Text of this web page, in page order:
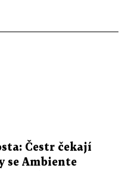
Čestr čekají
se Ambiente